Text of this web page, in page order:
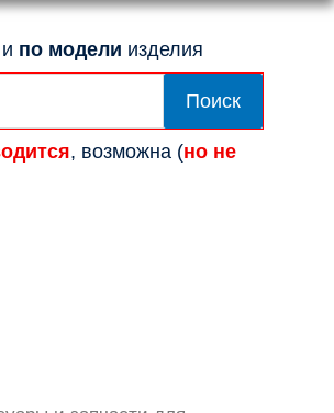
и по модели изделия
Поиск
, возможна (но не